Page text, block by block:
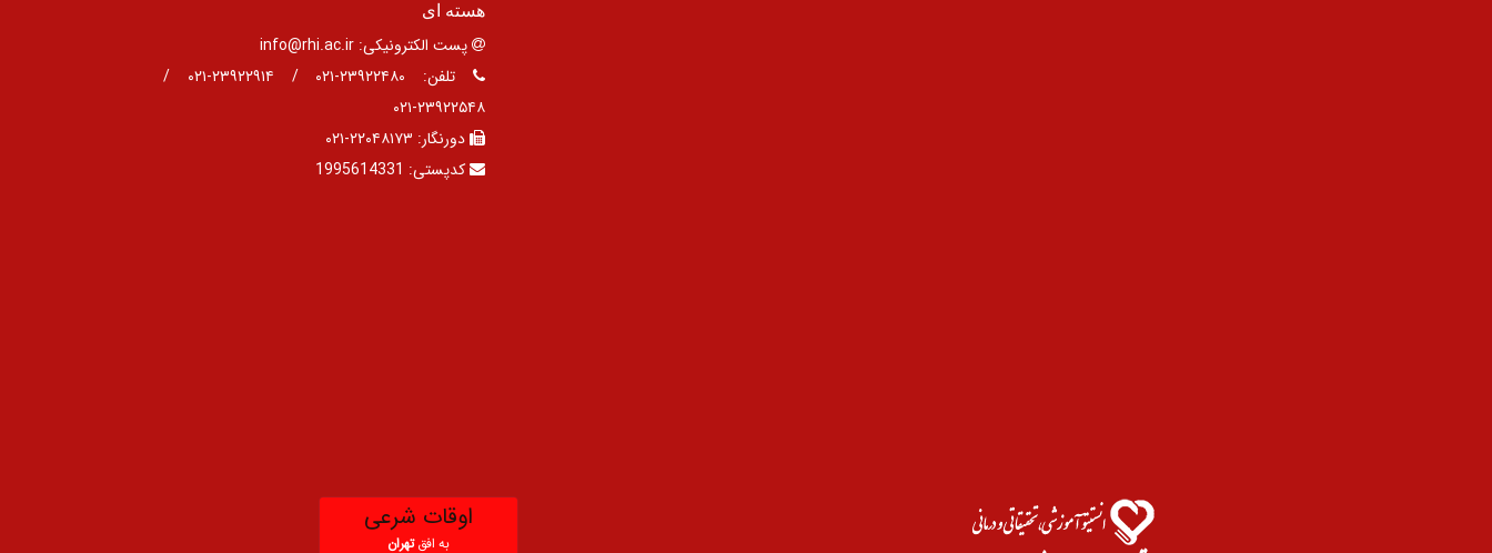
هسته ای
پست الکترونیکی: info@rhi.ac.ir
تلفن:
۲۳۹۲۲۴۸۰-۰۲۱ / ۲۳۹۲۲۹۱۴-۰۲۱ /
۲۳۹۲۲۵۴۸-۰۲۱
دورنگار: ۲۲۰۴۸۱۷۳-۰۲۱
کدپستی: 1995614331